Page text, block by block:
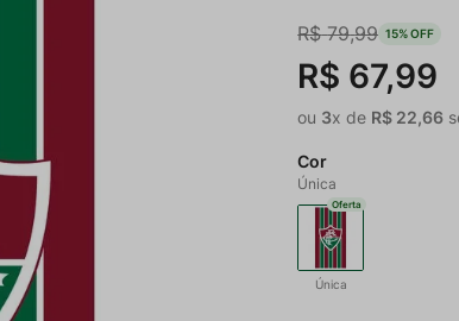
R$ 79,99 15%OFF
R$ 67,99
ou 3x de R$ 22,66
Cor
Única
Oferta
Única